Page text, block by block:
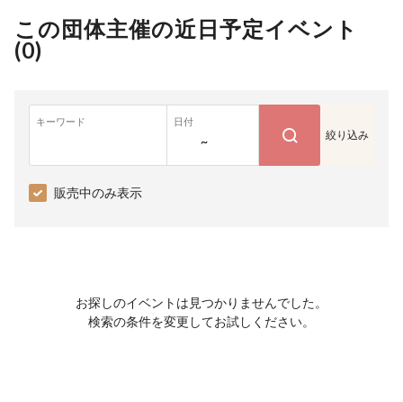
この団体主催の近日予定イベント
(0)
キーワード 日付
~ 絞り込み
販売中のみ表示
お探しのイベントは見つかりませんでした。
検索の条件を変更してお試しください。